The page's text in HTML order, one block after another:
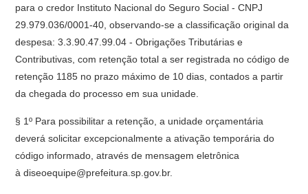
para o credor Instituto Nacional do Seguro Social - CNPJ
29.979.036/0001-40, observando-se a classificação original da
despesa: 3.3.90.47.99.04 - Obrigações Tributárias e
Contributivas, com retenção total a ser registrada no código de
retenção 1185 no prazo máximo de 10 dias, contados a partir
da chegada do processo em sua unidade.
§ 1º Para possibilitar a retenção, a unidade orçamentária
deverá solicitar excepcionalmente a ativação temporária do
código informado, através de mensagem eletrônica
à diseoequipe@prefeitura.sp.gov.br.